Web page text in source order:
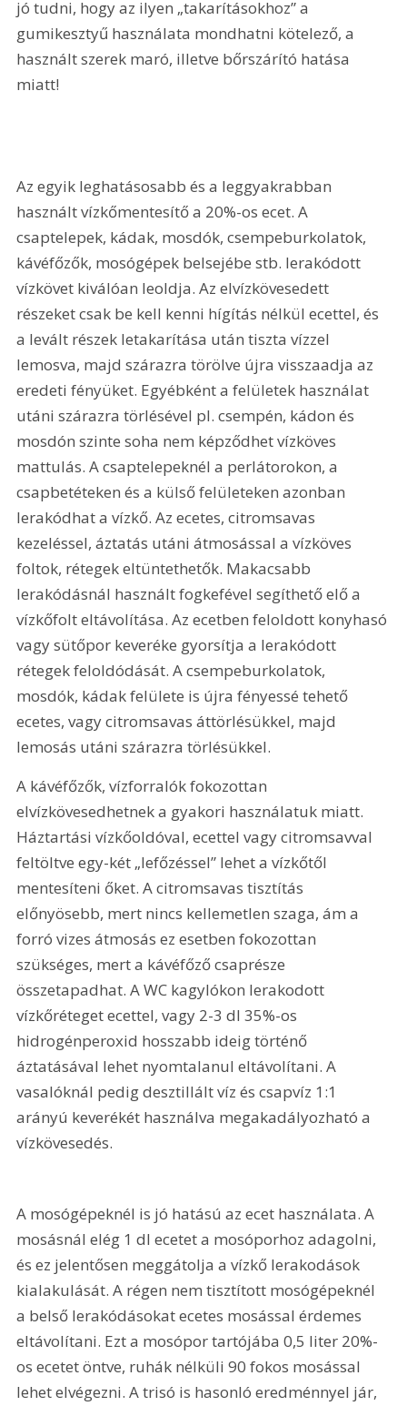
jó tudni, hogy az ilyen „takarításokhoz” a
gumikesztyű használata mondhatni kötelező, a
használt szerek maró, illetve bőrszárító hatása
miatt!
Az egyik leghatásosabb és a leggyakrabban
használt vízkőmentesítő a 20%-os ecet. A
csaptelepek, kádak, mosdók, csempeburkolatok,
kávéfőzők, mosógépek belsejébe stb. lerakódott
vízkövet kiválóan leoldja. Az elvízkövesedett
részeket csak be kell kenni hígítás nélkül ecettel, és
a levált részek letakarítása után tiszta vízzel
lemosva, majd szárazra törölve újra visszaadja az
eredeti fényüket. Egyébként a felületek használat
utáni szárazra törlésével pl. csempén, kádon és
mosdón szinte soha nem képződhet vízköves
mattulás. A csaptelepeknél a perlátorokon, a
csapbetéteken és a külső felületeken azonban
lerakódhat a vízkő. Az ecetes, citromsavas
kezeléssel, áztatás utáni átmosással a vízköves
foltok, rétegek eltüntethetők. Makacsabb
lerakódásnál használt fogkefével segíthető elő a
vízkőfolt eltávolítása. Az ecetben feloldott konyhasó
vagy sütőpor keveréke gyorsítja a lerakódott
rétegek feloldódását. A csempeburkolatok,
mosdók, kádak felülete is újra fényessé tehető
ecetes, vagy citromsavas áttörlésükkel, majd
lemosás utáni szárazra törlésükkel.
A kávéfőzők, vízforralók fokozottan
elvízkövesedhetnek a gyakori használatuk miatt.
Háztartási vízkőoldóval, ecettel vagy citromsavval
feltöltve egy-két „lefőzéssel” lehet a vízkőtől
mentesíteni őket. A citromsavas tisztítás
előnyösebb, mert nincs kellemetlen szaga, ám a
forró vizes átmosás ez esetben fokozottan
szükséges, mert a kávéfőző csaprésze
összetapadhat. A WC kagylókon lerakodott
vízkőréteget ecettel, vagy 2-3 dl 35%-os
hidrogénperoxid hosszabb ideig történő
áztatásával lehet nyomtalanul eltávolítani. A
vasalóknál pedig desztillált víz és csapvíz 1:1
arányú keverékét használva megakadályozható a
vízkövesedés.
A mosógépeknél is jó hatású az ecet használata. A
mosásnál elég 1 dl ecetet a mosóporhoz adagolni,
és ez jelentősen meggátolja a vízkő lerakodások
kialakulását. A régen nem tisztított mosógépeknél
a belső lerakódásokat ecetes mosással érdemes
eltávolítani. Ezt a mosópor tartójába 0,5 liter 20%-
os ecetet öntve, ruhák nélküli 90 fokos mosással
lehet elvégezni. A trisó is hasonló eredménnyel jár,